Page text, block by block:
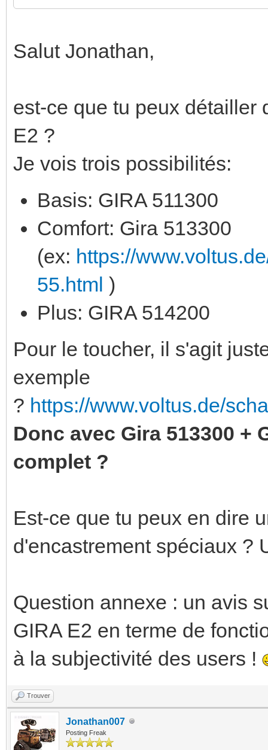
Salut Jonathan,
est-ce que tu peux détailler
E2 ?
Je vois trois possibilités:
Basis: GIRA 511300
Comfort: Gira 513300
(ex: https://
55.html )
Plus: GIRA 514200
Pour le toucher, il s'agit
exemple
? https://www.voltus.de/
Donc avec Gira 513300 +
complet ?
Est-ce que tu peux en dire
d'encastrement spéciaux ?
Question annexe : un avis
GIRA E2 en terme de
à la subjectivité des users !
Trouver
Jonathan007
Posting Freak